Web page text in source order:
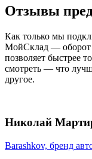
Отзывы
Как только мы
МойСклад — оборот
позволяет быстрее
смотреть — что
другое.
Николай
Barashkov, бренд